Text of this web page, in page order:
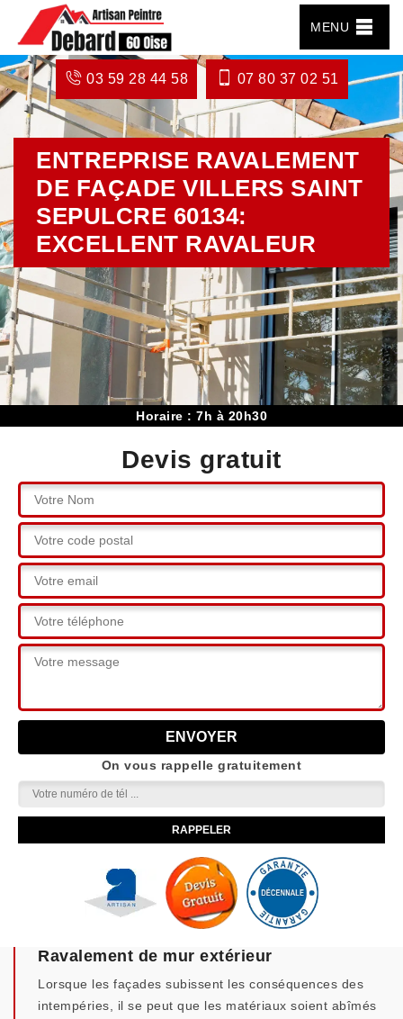
MENU
03 59 28 44 58 07 80 37 02 51
ENTREPRISE RAVALEMENT
DE FAÇADE VILLERS SAINT
SEPULCRE 60134:
EXCELLENT RAVALEUR
Horaire : 7h à 20h30
Devis gratuit
On vous rappelle gratuitement
Ravalement de mur extérieur
Lorsque les façades subissent les conséquences des
intempéries, il se peut que les matériaux soient abîmés